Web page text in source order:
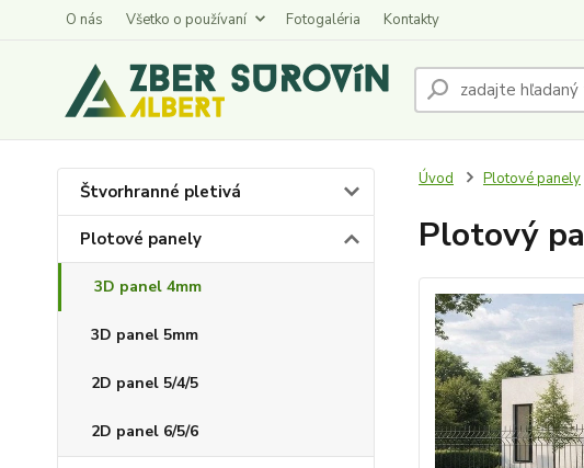
O nás Všetko o používaní Fotogaléria Kontakty
Štvorhranné pletivá
Plotové panely
3D panel 4mm
3D panel 5mm
2D panel 5/4/5
2D panel 6/5/6
Úvod Plotové panely
Plotový